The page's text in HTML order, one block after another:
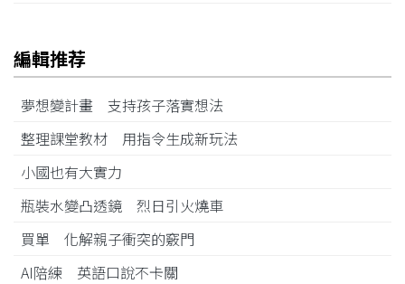
編輯推荐
夢想變計畫 支持孩子落實想法
整理課堂教材 用指令生成新玩法
小國也有大實力
瓶裝水變凸透鏡 烈日引火燒車
買單 化解親子衝突的竅門
AI陪練 英語口說不卡關